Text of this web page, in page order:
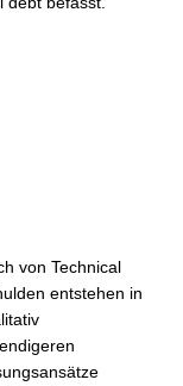
von Technical
entstehen in